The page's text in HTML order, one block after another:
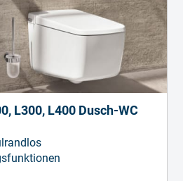
L300, L400 Dusch-WC